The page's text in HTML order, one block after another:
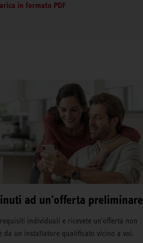
in formato PDF
ad un'offerta preliminare
individuali e ricevete un'offerta non
da un installatore qualificato vicino a voi.